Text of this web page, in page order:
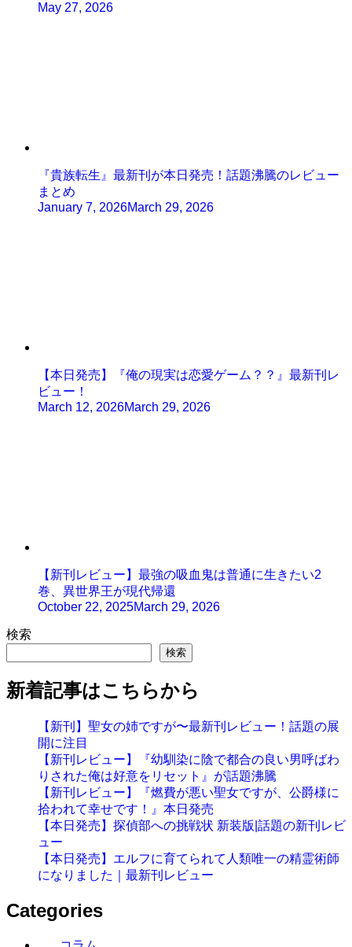
May 27, 2026
『貴族転生』最新刊が本日発売！話題沸騰のレビュー
まとめ
January 7, 2026March 29, 2026
【本日発売】『俺の現実は恋愛ゲーム？？』最新刊レ
ビュー！
March 12, 2026March 29, 2026
【新刊レビュー】最強の吸血鬼は普通に生きたい2
巻、異世界王が現代帰還
October 22, 2025March 29, 2026
検索
検索
新着記事はこちらから
【新刊】聖女の姉ですが〜最新刊レビュー！話題の展
開に注目
【新刊レビュー】『幼馴染に陰で都合の良い男呼ばわ
りされた俺は好意をリセット』が話題沸騰
【新刊レビュー】『燃費が悪い聖女ですが、公爵様に
拾われて幸せです！』本日発売
【本日発売】探偵部への挑戦状 新装版|話題の新刊レビ
ュー
【本日発売】エルフに育てられて人類唯一の精霊術師
になりました｜最新刊レビュー
Categories